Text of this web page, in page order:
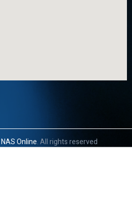
NAS Online. All rights reserved